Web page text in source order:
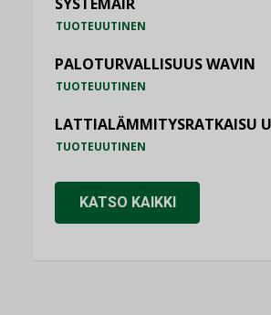
TUOTEUUTINEN
PALOTURVALLISUUS WAVIN
TUOTEUUTINEN
LATTIALÄMMITYSRATKAISU
TUOTEUUTINEN
KATSO KAIKKI